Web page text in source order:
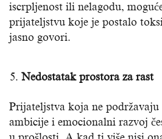
iscrpljenost ili nelagodu,
prijateljstvu koje je postalo
jasno govori.
Nedostatak prostora za rast
Prijateljstva koja ne podržavaju
ambicije i emocionalni razvoj